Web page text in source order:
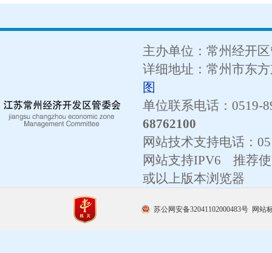
主办单位：常州经开
详细地址：常州市东
图
单位联系电话：0519-
68762100
网站技术支持电话：
网站支持IPV6 推荐使
或以上版本浏览器
苏公网安备32041102000483号 网站